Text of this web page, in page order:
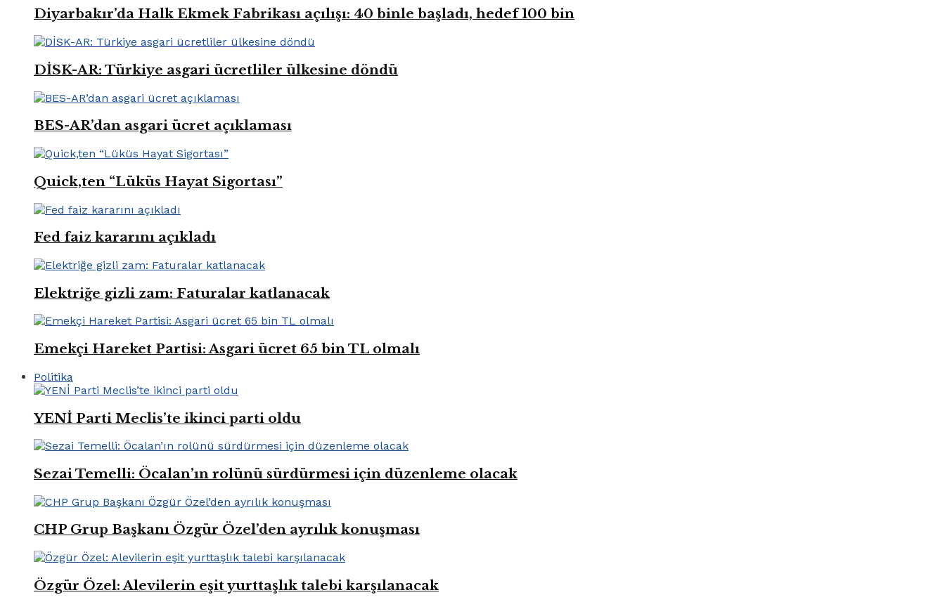
Diyarbakır’da Halk Ekmek Fabrikası açılışı: 40 binle başladı, hedef 100 bin
DİSK-AR: Türkiye asgari ücretliler ülkesine döndü
BES-AR’dan asgari ücret açıklaması
Quick,ten “Lüküs Hayat Sigortası”
Fed faiz kararını açıkladı
Elektriğe gizli zam: Faturalar katlanacak
Emekçi Hareket Partisi: Asgari ücret 65 bin TL olmalı
Politika
YENİ Parti Meclis’te ikinci parti oldu
Sezai Temelli: Öcalan’ın rolünü sürdürmesi için düzenleme olacak
CHP Grup Başkanı Özgür Özel’den ayrılık konuşması
Özgür Özel: Alevilerin eşit yurttaşlık talebi karşılanacak